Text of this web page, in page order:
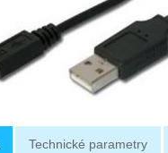
Technické parametry